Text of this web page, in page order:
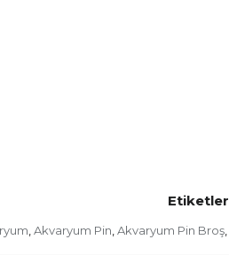
Etiketler
Akvaryum Pin Akvaryum Pin Broş,